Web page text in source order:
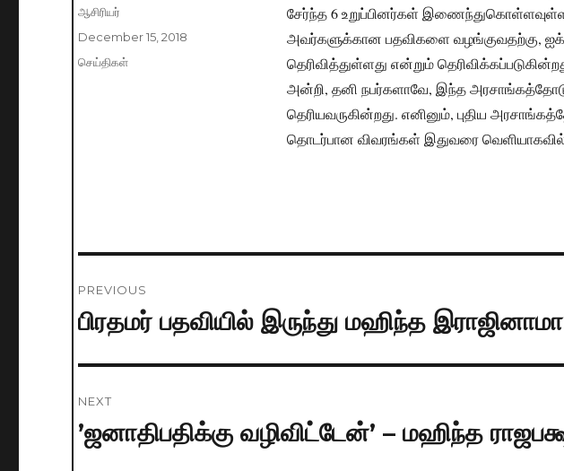
சேர்ந்த 6 உறுப்பினர்கள்
அவர்களுக்கான பதவிகளை வழங்குவதற்கு,
தெரிவித்துள்ளது என்றும்
அன்றி, தனி நபர்களாவே, இந்த
தெரியவருகின்றது. எனினும், புதிய
தொடர்பான விவரங்கள் இதுவரை
Author
ஆசிரியர்
Posted
on
December 15, 2018
Categories
செய்திகள்
navigation
PREVIOUS
Previous
பிரதமர் பதவியில் இருந்து மஹிந்த இராஜினாமா
NEXT
Next
post:
’ஜனாதிபதிக்கு வழிவிட்டேன்’ – மஹிந்த